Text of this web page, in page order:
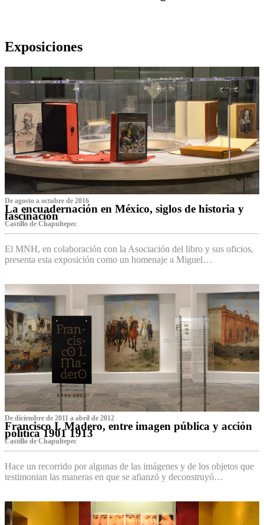
Exposiciones
De agosto a octubre de 2016
La encuadernación en México, siglos de historia y
fascinación
Castillo de Chapultepec
El MNH, en colaboración con la Asociación del libro y sus oficios,
presenta esta exposición como un homenaje a Miguel…
De diciembre de 2011 a abril de 2012
Francisco I. Madero, entre imagen pública y acción
política 1901 1913
Castillo de Chapultepec
Hace un recorrido por algunas de las imágenes y de los objetos que
testimonian las maneras en que se afianzó y deconstruyó…